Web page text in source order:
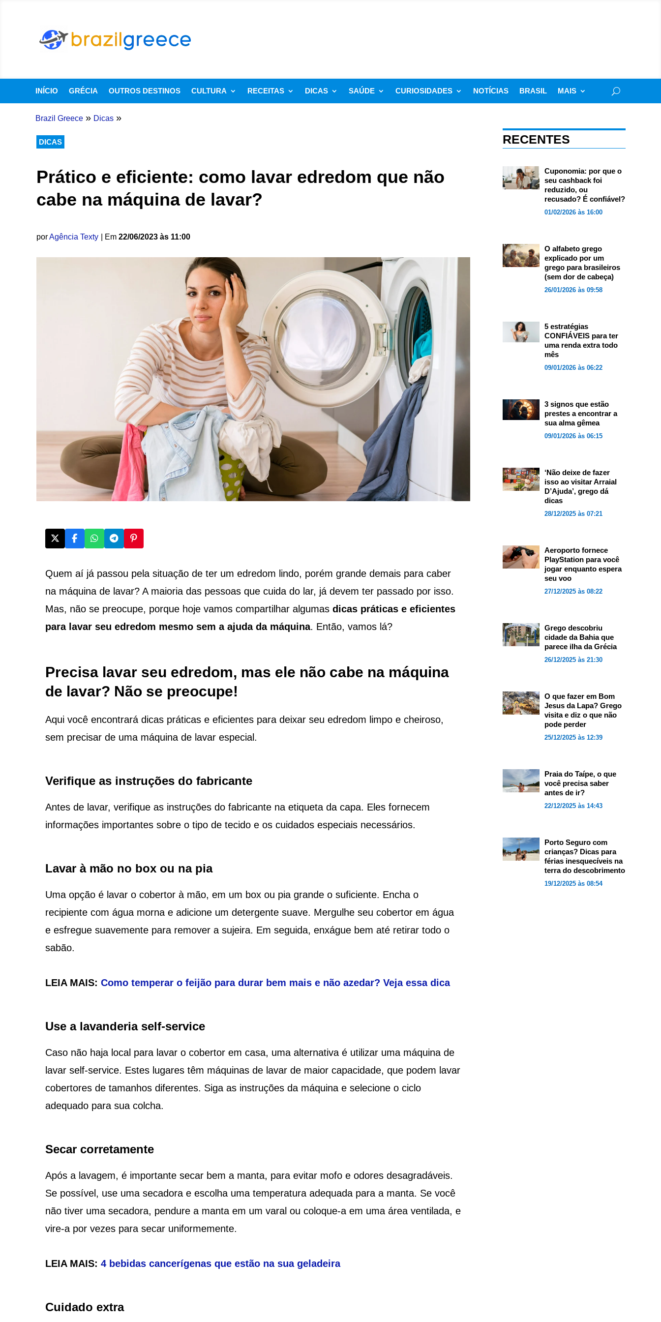
INÍCIO GRÉCIA OUTROS DESTINOS CULTURA RECEITAS DICAS SAÚDE CURIOSIDADES NOTÍCIAS BRASIL MAIS
Brazil Greece » Dicas »
DICAS
Prático e eficiente: como lavar edredom que não
cabe na máquina de lavar?
porAgência Texty | Em 22/06/2023 às 11:00
Quem aí já passou pela situação de ter um edredom lindo, porém grande demais para caber
na máquina de lavar? A maioria das pessoas que cuida do lar, já devem ter passado por isso.
Mas, não se preocupe, porque hoje vamos compartilhar algumasdicas práticas e eficientes
para lavar seu edredom mesmo sem a ajuda da máquina. Então, vamos lá?
Precisa lavar seu edredom, mas ele não cabe na máquina
de lavar? Não se preocupe!
Aqui você encontrará dicas práticas e eficientes para deixar seu edredom limpo e cheiroso,
sem precisar de uma máquina de lavar especial.
Verifique as instruções do fabricante
Antes de lavar, verifique as instruções do fabricante na etiqueta da capa. Eles fornecem
informações importantes sobre o tipo de tecido e os cuidados especiais necessários.
Lavar à mão no box ou na pia
Uma opção é lavar o cobertor à mão, em um box ou pia grande o suficiente. Encha o
recipiente com água morna e adicione um detergente suave. Mergulhe seu cobertor em água
e esfregue suavemente para remover a sujeira. Em seguida, enxágue bem até retirar todo o
sabão.
LEIA MAIS: Como temperar o feijão para durar bem mais e não azedar? Veja essa dica
Use a lavanderia self-service
Caso não haja local para lavar o cobertor em casa, uma alternativa é utilizar uma máquina de
lavar self-service. Estes lugares têm máquinas de lavar de maior capacidade, que podem lavar
cobertores de tamanhos diferentes. Siga as instruções da máquina e selecione o ciclo
adequado para sua colcha.
Secar corretamente
Após a lavagem, é importante secar bem a manta, para evitar mofo e odores desagradáveis.
Se possível, use uma secadora e escolha uma temperatura adequada para a manta. Se você
não tiver uma secadora, pendure a manta em um varal ou coloque-a em uma área ventilada, e
vire-a por vezes para secar uniformemente.
LEIA MAIS: 4 bebidas cancerígenas que estão na sua geladeira
Cuidado extra
RECENTES
Cuponomia: por que o
seu cashback foi
reduzido, ou
recusado? É confiável?
01/02/2026 às 16:00
O alfabeto grego
explicado por um
grego para brasileiros
(sem dor de cabeça)
26/01/2026 às 09:58
5 estratégias
CONFIÁVEIS para ter
uma renda extra todo
mês
09/01/2026 às 06:22
3 signos que estão
prestes a encontrar a
sua alma gêmea
09/01/2026 às 06:15
‘Não deixe de fazer
isso ao visitar Arraial
D’Ajuda’, grego dá
dicas
28/12/2025 às 07:21
Aeroporto fornece
PlayStation para você
jogar enquanto espera
seu voo
27/12/2025 às 08:22
Grego descobriu
cidade da Bahia que
parece ilha da Grécia
26/12/2025 às 21:30
O que fazer em Bom
Jesus da Lapa? Grego
visita e diz o que não
pode perder
25/12/2025 às 12:39
Praia do Taípe, o que
você precisa saber
antes de ir?
22/12/2025 às 14:43
Porto Seguro com
crianças? Dicas para
férias inesquecíveis na
terra do descobrimento
19/12/2025 às 08:54